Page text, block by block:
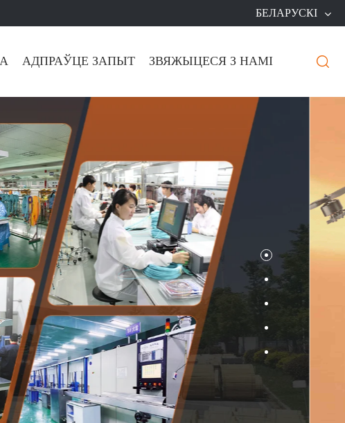
БЕЛАРУСКІ
АДПРАЎЦЕ ЗАПЫТ ЗВЯЖЫЦЕСЯ З НАМІ 